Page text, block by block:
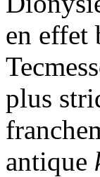
en effet
plus
antique